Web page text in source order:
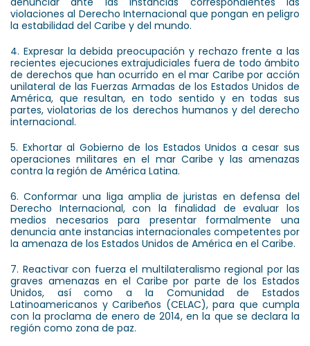
violaciones al Derecho Internacional que pongan en peligro
la estabilidad del Caribe y del mundo.
4. Expresar la debida preocupación y rechazo frente a las
recientes ejecuciones extrajudiciales fuera de todo ámbito
de derechos que han ocurrido en el mar Caribe por acción
unilateral de las Fuerzas Armadas de los Estados Unidos de
América, que resultan, en todo sentido y en todas sus
partes, violatorias de los derechos humanos y del derecho
internacional.
5. Exhortar al Gobierno de los Estados Unidos a cesar sus
operaciones militares en el mar Caribe y las amenazas
contra la región de América Latina.
6. Conformar una liga amplia de juristas en defensa del
Derecho Internacional, con la finalidad de evaluar los
medios necesarios para presentar formalmente una
denuncia ante instancias internacionales competentes por
la amenaza de los Estados Unidos de América en el Caribe.
7. Reactivar con fuerza el multilateralismo regional por las
graves amenazas en el Caribe por parte de los Estados
Unidos, así como a la Comunidad de Estados
Latinoamericanos y Caribeños (CELAC), para que cumpla
con la proclama de enero de 2014, en la que se declara la
región como zona de paz.